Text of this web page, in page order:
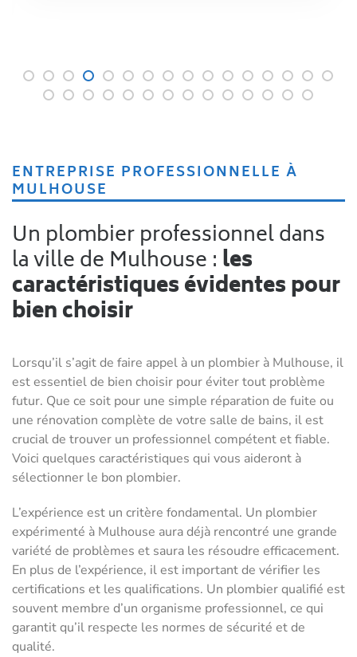
ENTREPRISE PROFESSIONNELLE À
MULHOUSE
Un plombier professionnel dans
la ville de Mulhouse : les
caractéristiques évidentes pour
bien choisir
Lorsqu’il s’agit de faire appel à un plombier à Mulhouse, il
est essentiel de bien choisir pour éviter tout problème
futur. Que ce soit pour une simple réparation de fuite ou
une rénovation complète de votre salle de bains, il est
crucial de trouver un professionnel compétent et fiable.
Voici quelques caractéristiques qui vous aideront à
sélectionner le bon plombier.
L’expérience est un critère fondamental. Un plombier
expérimenté à Mulhouse aura déjà rencontré une grande
variété de problèmes et saura les résoudre efficacement.
En plus de l’expérience, il est important de vérifier les
certifications et les qualifications. Un plombier qualifié est
souvent membre d’un organisme professionnel, ce qui
garantit qu’il respecte les normes de sécurité et de
qualité.